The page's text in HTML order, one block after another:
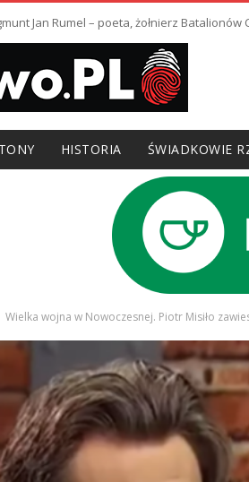
Jan Rumel – poeta, żołnierz
HISTORIA ŚWIADKOWIE
Wielka wojna w Nowoczesnej. Piotr Misiło